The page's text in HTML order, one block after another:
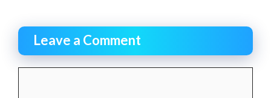
Leave a Comment